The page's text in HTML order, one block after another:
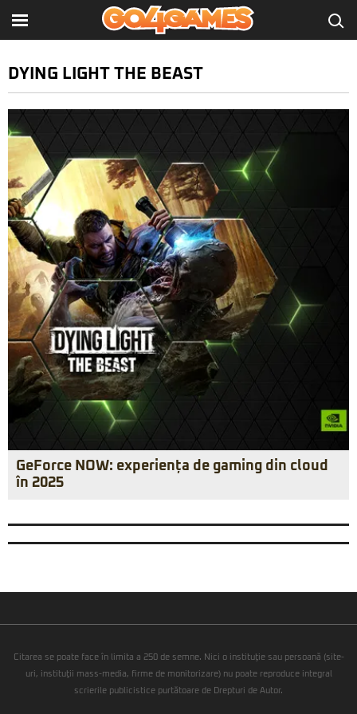
DYING LIGHT THE BEAST
GeForce NOW: experiența de gaming din cloud
în 2025
Citarea se poate face în limita a 250 de semne. Nici o instituţie sau persoană (site-
uri, instituţii mass-media, firme de monitorizare) nu poate reproduce integral
scrierile publicistice purtătoare de Drepturi de Autor.